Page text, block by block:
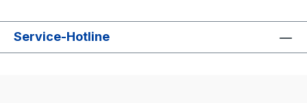
Service-Hotline